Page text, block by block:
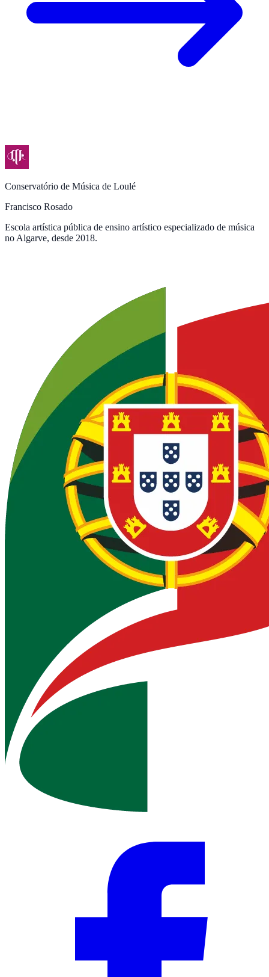
Conservatório de Música de Loulé
Francisco Rosado
Escola artística pública de ensino artístico especializado de música
no Algarve, desde 2018.